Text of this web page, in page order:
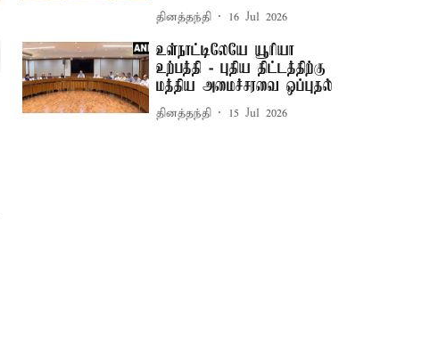
தினத்தந்தி 16 Jul 2026
உள்நாட்டிலேயே யூரியா
உற்பத்தி - புதிய திட்டத்திற்கு
மத்திய அமைச்சரவை ஒப்புதல்
தினத்தந்தி 15 Jul 2026